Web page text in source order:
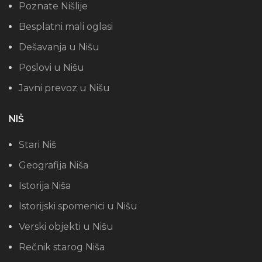
Poznate Nišlije
Besplatni mali oglasi
Dešavanja u Nišu
Poslovi u Nišu
Javni prevoz u Nišu
NIŠ
Stari Niš
Geografija Niša
Istorija Niša
Istorijski spomenici u Nišu
Verski objekti u Nišu
Rečnik starog Niša